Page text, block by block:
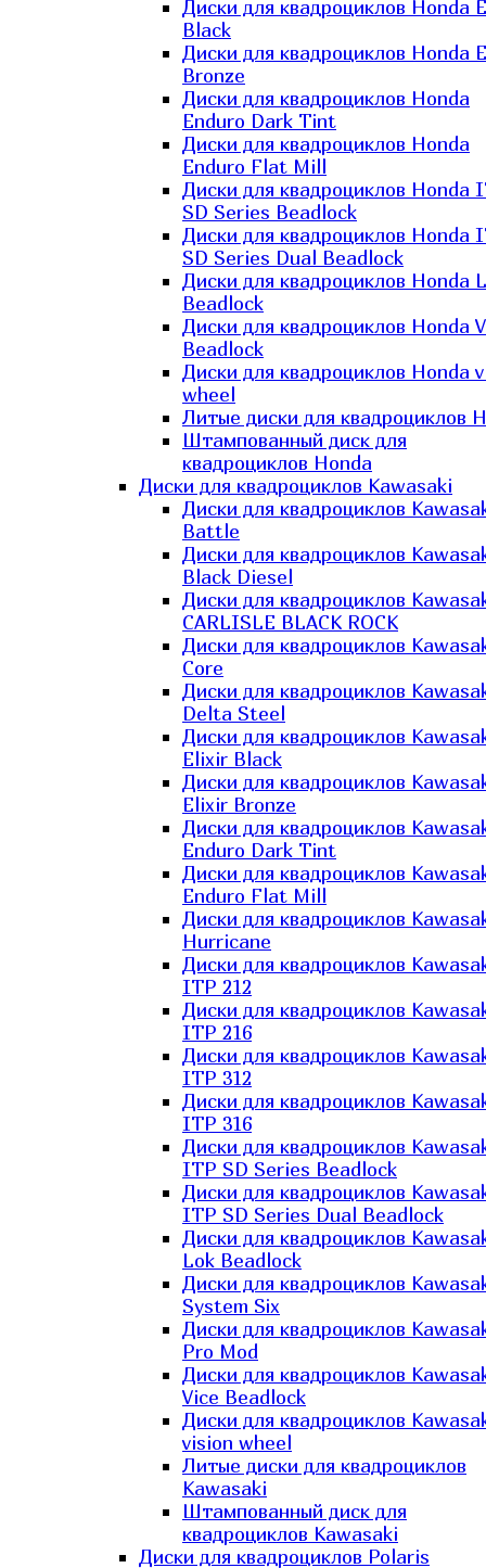
Диски для квадроциклов Honda
Black
Диски для квадроциклов Honda
Bronze
Диски для квадроциклов Honda
Enduro Dark Tint
Диски для квадроциклов Honda
Enduro Flat Mill
Диски для квадроциклов Honda
SD Series Beadlock
Диски для квадроциклов Honda
SD Series Dual Beadlock
Диски для квадроциклов Honda
Beadlock
Диски для квадроциклов Honda
Beadlock
Диски для квадроциклов Honda
wheel
Литые диски для квадроциклов
Штампованный диск для
квадроциклов Honda
Диски для квадроциклов Kawasaki
Диски для квадроциклов
Battle
Диски для квадроциклов
Black Diesel
Диски для квадроциклов
CARLISLE BLACK ROCK
Диски для квадроциклов
Core
Диски для квадроциклов
Delta Steel
Диски для квадроциклов
Elixir Black
Диски для квадроциклов
Elixir Bronze
Диски для квадроциклов
Enduro Dark Tint
Диски для квадроциклов
Enduro Flat Mill
Диски для квадроциклов
Hurricane
Диски для квадроциклов
ITP 212
Диски для квадроциклов
ITP 216
Диски для квадроциклов
ITP 312
Диски для квадроциклов
ITP 316
Диски для квадроциклов
ITP SD Series Beadlock
Диски для квадроциклов
ITP SD Series Dual Beadlock
Диски для квадроциклов
Lok Beadlock
Диски для квадроциклов
System Six
Диски для квадроциклов
Pro Mod
Диски для квадроциклов
Vice Beadlock
Диски для квадроциклов
vision wheel
Литые диски для квадроциклов
Kawasaki​
Штампованный диск для
квадроциклов Kawasaki​
Диски для квадроциклов Polaris